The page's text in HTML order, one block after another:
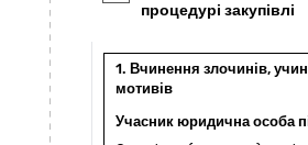
процедурі закупівлі
1. Вчинення злочинів,
мотивів
Учасник юридична особа